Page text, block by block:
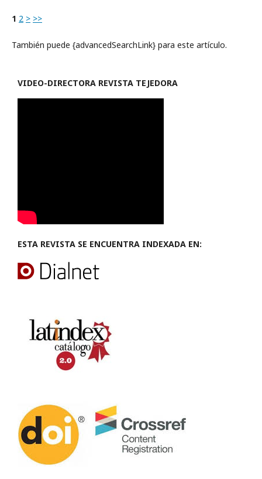
1 2 > >>
También puede {advancedSearchLink} para este artículo.
VIDEO-DIRECTORA REVISTA TEJEDORA
ESTA REVISTA SE ENCUENTRA INDEXADA EN: